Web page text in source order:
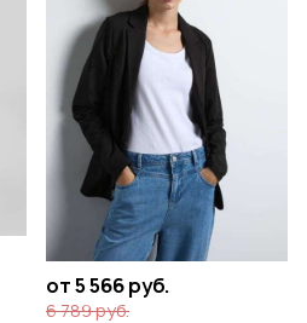
от 5 566 руб.
6 789 руб.